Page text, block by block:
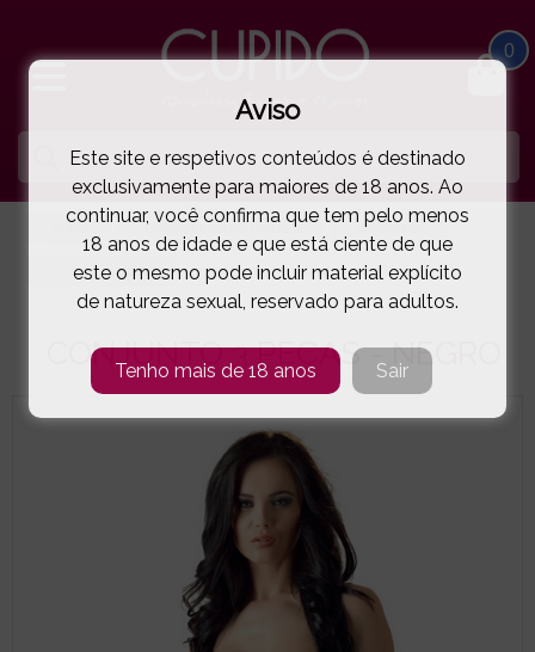
0
LINGERIE E ROUPA MULHER CONJUNTOS
COTTELLI LINGERIE CONJUNTO 3 PEÇAS - NEGRO( 11-22101851E )
CONJUNTO 3 PEÇAS - NEGRO
Aviso
Este site e respetivos conteúdos é destinado
exclusivamente para maiores de 18 anos. Ao
continuar, você confirma que tem pelo menos
18 anos de idade e que está ciente de que
este o mesmo pode incluir material explícito
de natureza sexual, reservado para adultos.
Tenho mais de 18 anos Sair